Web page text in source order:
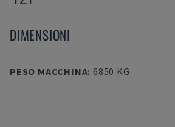
DIMENSIONI
PESO MACCHINA: 6850 KG